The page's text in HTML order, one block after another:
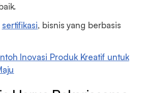
sertifikasi, bisnis yang berbasis
Inovasi Produk Kreatif untuk